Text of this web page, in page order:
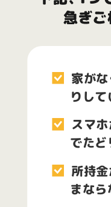
家が
りし
スマ
でた
所持
まなら